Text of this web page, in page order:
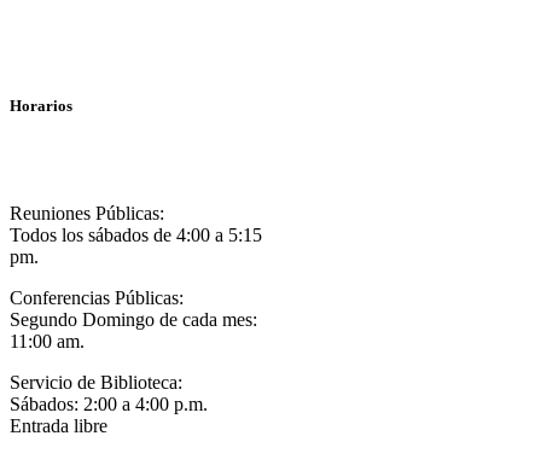
Horarios
Reuniones Públicas:
Todos los sábados de 4:00 a 5:15
pm.
Conferencias Públicas:
Segundo Domingo de cada mes:
11:00 am.
Servicio de Biblioteca:
Sábados: 2:00 a 4:00 p.m.
Entrada libre